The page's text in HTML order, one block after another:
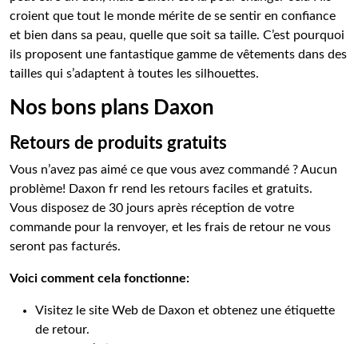
croient que tout le monde mérite de se sentir en confiance
et bien dans sa peau, quelle que soit sa taille. C’est pourquoi
ils proposent une fantastique gamme de vêtements dans des
tailles qui s’adaptent à toutes les silhouettes.
Nos bons plans Daxon
Retours de produits gratuits
Vous n’avez pas aimé ce que vous avez commandé ? Aucun
problème! Daxon fr rend les retours faciles et gratuits.
Vous disposez de 30 jours après réception de votre
commande pour la renvoyer, et les frais de retour ne vous
seront pas facturés.
Voici comment cela fonctionne:
Visitez le site Web de Daxon et obtenez une étiquette
de retour.